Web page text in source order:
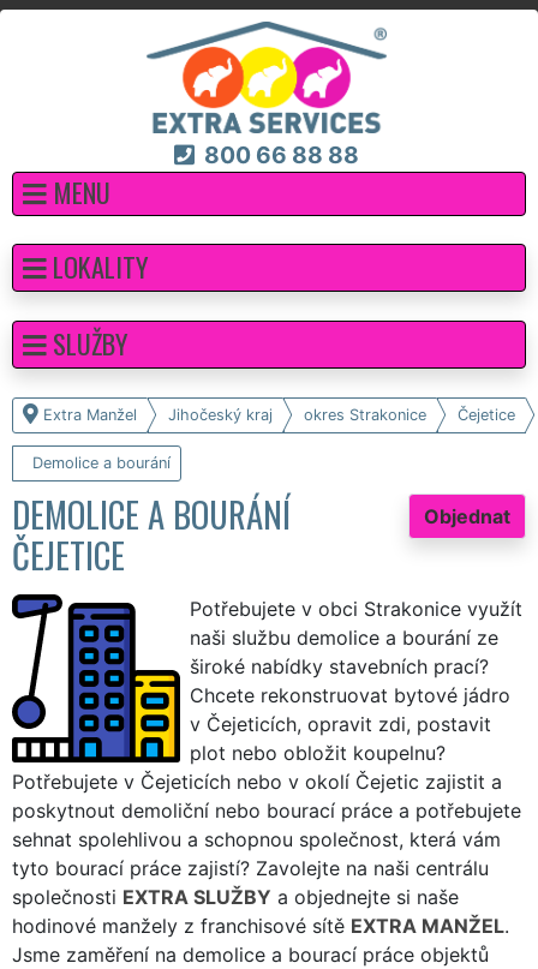
800 66 88 88
MENU
Extra Manžel Jihočeský kraj okres Strakonice Čejetice
Demolice a bourání
Objednat
DEMOLICE A BOURÁNÍ
ČEJETICE
Potřebujete v obci Strakonice využít
naši službu demolice a bourání ze
široké nabídky stavebních prací?
Chcete rekonstruovat bytové jádro
v Čejeticích, opravit zdi, postavit
plot nebo obložit koupelnu?
Potřebujete v Čejeticích nebo v okolí Čejetic zajistit a
poskytnout demoliční nebo bourací práce a potřebujete
sehnat spolehlivou a schopnou společnost, která vám
tyto bourací práce zajistí? Zavolejte na naši centrálu
společnosti EXTRA SLUŽBY a objednejte si naše
hodinové manžely z franchisové sítě EXTRA MANŽEL.
Jsme zaměření na demolice a bourací práce objektů
LOKALITY
SLUŽBY